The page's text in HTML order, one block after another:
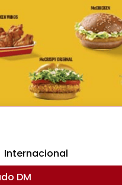
Braga
Internacional
DM